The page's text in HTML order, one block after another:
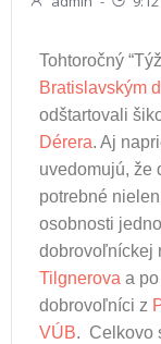
Tohtoročný
Bratislavským
odštartovali
Dérera. Aj
uvedomujú, že
potrebné
osobnosti
dobrovoľníckej
Tilgnerova a
dobrovoľníci z
VÚB. Celkovo